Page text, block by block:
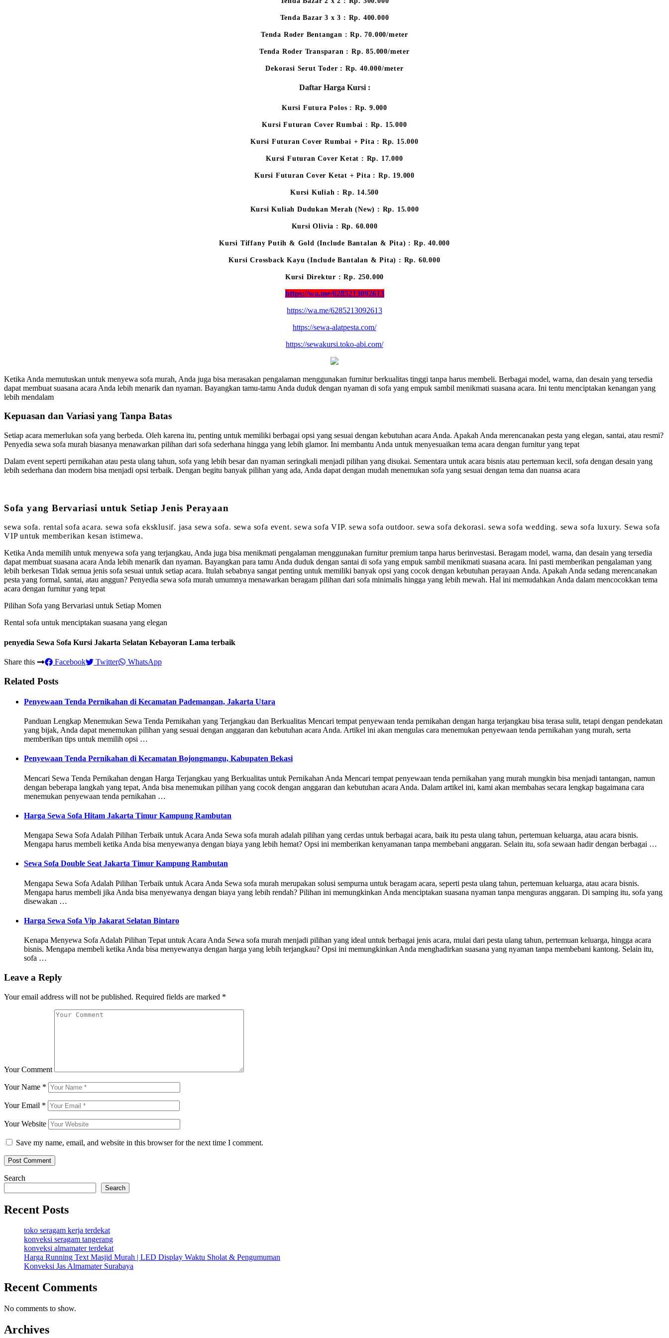
Tenda Bazar 3 x 3 : Rp. 400.000
Tenda Roder Bentangan : Rp. 70.000/meter
Tenda Roder Transparan : Rp. 85.000/meter
Dekorasi Serut Toder : Rp. 40.000/meter
Daftar Harga Kursi :
Kursi Futura Polos : Rp. 9.000
Kursi Futuran Cover Rumbai : Rp. 15.000
Kursi Futuran Cover Rumbai + Pita : Rp. 15.000
Kursi Futuran Cover Ketat : Rp. 17.000
Kursi Futuran Cover Ketat + Pita : Rp. 19.000
Kursi Kuliah : Rp. 14.500
Kursi Kuliah Dudukan Merah (New) : Rp. 15.000
Kursi Olivia : Rp. 60.000
Kursi Tiffany Putih & Gold (Include Bantalan & Pita) : Rp. 40.000
Kursi Crossback Kayu (Include Bantalan & Pita) : Rp. 60.000
Kursi Direktur : Rp. 250.000
https://wa.me/6285213092613
https://wa.me/6285213092613
https://sewa-alatpesta.com/
https://sewakursi.toko-abi.com/
Ketika Anda memutuskan untuk menyewa sofa murah, Anda juga bisa merasakan pengalaman menggunakan furnitur berkualitas tinggi tanpa harus membeli. Berbagai model, warna, dan desain yang tersedia
dapat membuat suasana acara Anda lebih menarik dan nyaman. Bayangkan tamu-tamu Anda duduk dengan nyaman di sofa yang empuk sambil menikmati suasana acara. Ini tentu menciptakan kenangan yang
lebih mendalam
Kepuasan dan Variasi yang Tanpa Batas
Setiap acara memerlukan sofa yang berbeda. Oleh karena itu, penting untuk memiliki berbagai opsi yang sesuai dengan kebutuhan acara Anda. Apakah Anda merencanakan pesta yang elegan, santai, atau resmi?
Penyedia sewa sofa murah biasanya menawarkan pilihan dari sofa sederhana hingga yang lebih glamor. Ini membantu Anda untuk menyesuaikan tema acara dengan furnitur yang tepat
Dalam event seperti pernikahan atau pesta ulang tahun, sofa yang lebih besar dan nyaman seringkali menjadi pilihan yang disukai. Sementara untuk acara bisnis atau pertemuan kecil, sofa dengan desain yang
lebih sederhana dan modern bisa menjadi opsi terbaik. Dengan begitu banyak pilihan yang ada, Anda dapat dengan mudah menemukan sofa yang sesuai dengan tema dan nuansa acara
Sofa yang Bervariasi untuk Setiap Jenis Perayaan
sewa sofa. rental sofa acara. sewa sofa eksklusif. jasa sewa sofa. sewa sofa event. sewa sofa VIP. sewa sofa outdoor. sewa sofa dekorasi. sewa sofa wedding. sewa sofa luxury. Sewa sofa
VIP untuk memberikan kesan istimewa.
Ketika Anda memilih untuk menyewa sofa yang terjangkau, Anda juga bisa menikmati pengalaman menggunakan furnitur premium tanpa harus berinvestasi. Beragam model, warna, dan desain yang tersedia
dapat membuat suasana acara Anda lebih menarik dan nyaman. Bayangkan para tamu Anda duduk dengan santai di sofa yang empuk sambil menikmati suasana acara. Ini pasti memberikan pengalaman yang
lebih berkesan Tidak semua jenis sofa sesuai untuk setiap acara. Itulah sebabnya sangat penting untuk memiliki banyak opsi yang cocok dengan kebutuhan perayaan Anda. Apakah Anda sedang merencanakan
pesta yang formal, santai, atau anggun? Penyedia sewa sofa murah umumnya menawarkan beragam pilihan dari sofa minimalis hingga yang lebih mewah. Hal ini memudahkan Anda dalam mencocokkan tema
acara dengan furnitur yang tepat
Pilihan Sofa yang Bervariasi untuk Setiap Momen
Rental sofa untuk menciptakan suasana yang elegan
penyedia Sewa Sofa Kursi Jakarta Selatan Kebayoran Lama terbaik
Share this Facebook Twitter WhatsApp
Related Posts
Penyewaan Tenda Pernikahan di Kecamatan Pademangan, Jakarta Utara
Panduan Lengkap Menemukan Sewa Tenda Pernikahan yang Terjangkau dan Berkualitas Mencari tempat penyewaan tenda pernikahan dengan harga terjangkau bisa terasa sulit, tetapi dengan pendekatan
yang bijak, Anda dapat menemukan pilihan yang sesuai dengan anggaran dan kebutuhan acara Anda. Artikel ini akan mengulas cara menemukan penyewaan tenda pernikahan yang murah, serta
memberikan tips untuk memilih opsi …
Penyewaan Tenda Pernikahan di Kecamatan Bojongmangu, Kabupaten Bekasi
Mencari Sewa Tenda Pernikahan dengan Harga Terjangkau yang Berkualitas untuk Pernikahan Anda Mencari tempat penyewaan tenda pernikahan yang murah mungkin bisa menjadi tantangan, namun
dengan beberapa langkah yang tepat, Anda bisa menemukan pilihan yang cocok dengan anggaran dan kebutuhan acara Anda. Dalam artikel ini, kami akan membahas secara lengkap bagaimana cara
menemukan penyewaan tenda pernikahan …
Harga Sewa Sofa Hitam Jakarta Timur Kampung Rambutan
Mengapa Sewa Sofa Adalah Pilihan Terbaik untuk Acara Anda Sewa sofa murah adalah pilihan yang cerdas untuk berbagai acara, baik itu pesta ulang tahun, pertemuan keluarga, atau acara bisnis.
Mengapa harus membeli ketika Anda bisa menyewanya dengan biaya yang lebih hemat? Opsi ini memberikan kenyamanan tanpa membebani anggaran. Selain itu, sofa sewaan hadir dengan berbagai …
Sewa Sofa Double Seat Jakarta Timur Kampung Rambutan
Mengapa Sewa Sofa Adalah Pilihan Terbaik untuk Acara Anda Sewa sofa murah merupakan solusi sempurna untuk beragam acara, seperti pesta ulang tahun, pertemuan keluarga, atau acara bisnis.
Mengapa harus membeli jika Anda bisa menyewanya dengan biaya yang lebih rendah? Pilihan ini memungkinkan Anda menciptakan suasana nyaman tanpa menguras anggaran. Di samping itu, sofa yang
disewakan …
Harga Sewa Sofa Vip Jakarat Selatan Bintaro
Kenapa Menyewa Sofa Adalah Pilihan Tepat untuk Acara Anda Sewa sofa murah menjadi pilihan yang ideal untuk berbagai jenis acara, mulai dari pesta ulang tahun, pertemuan keluarga, hingga acara
bisnis. Mengapa membeli ketika Anda bisa menyewanya dengan harga yang lebih terjangkau? Opsi ini memungkinkan Anda menghadirkan suasana yang nyaman tanpa membebani kantong. Selain itu,
sofa …
Leave a Reply
Your email address will not be published. Required fields are marked *
Your Comment
Your Name *
Your Email *
Your Website
Save my name, email, and website in this browser for the next time I comment.
Search
Search
Recent Posts
toko seragam kerja terdekat
konveksi seragam tangerang
konveksi almamater terdekat
Harga Running Text Masjid Murah | LED Display Waktu Sholat & Pengumuman
Konveksi Jas Almamater Surabaya
Recent Comments
No comments to show.
Archives